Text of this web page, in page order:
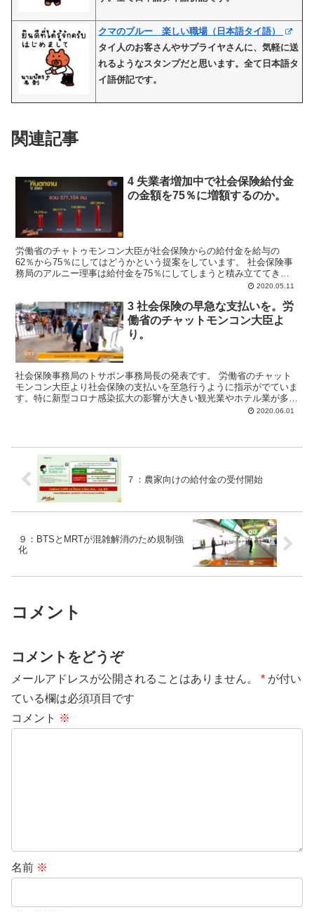
クマのブルー 楽しい職場（日本語タイ語）
タイ人のお客さんやサプライヤさんに、気軽に送
れるようなスタンプだと思います。全て日本語タ
イ語併記です。
関連記事
4 失業者増加中で社会保険給付金
の金額を75％に増額するのか。
労働省のチャトゥモンコン大臣が社会保険からの給付金を給与の
62％から75％にしてはどうかという提案をしています。 社会保険事
務局のアルニー理事は給付金を75％にしてしまうと積み立ててきた
保険金を使ってしまう事になり、それでは今後社会保険加入...2020.05.11
3 社会保険の早急な支払いを。労
働省のチャットモンコン大臣よ
り。
社会保険事務局のトサポン事務局長の発表です。 労働省のチャット
モンコン大臣より社会保険の支払いを至急行うように指示がでていま
す。特に新型コロナ感染拡大の影響が大きい観光業やホテル業が多い
県についてです。 例えばチョンブリはサービス業、観光業...2020.06.01
７：農家向けの給付金の受付開始
９：BTSとMRTが混雑解消のため規制強
化
コメント
コメントをどうぞ
メールアドレスが公開されることはありません。 * が付い
ている欄は必須項目です
コメント ※
名前 ※